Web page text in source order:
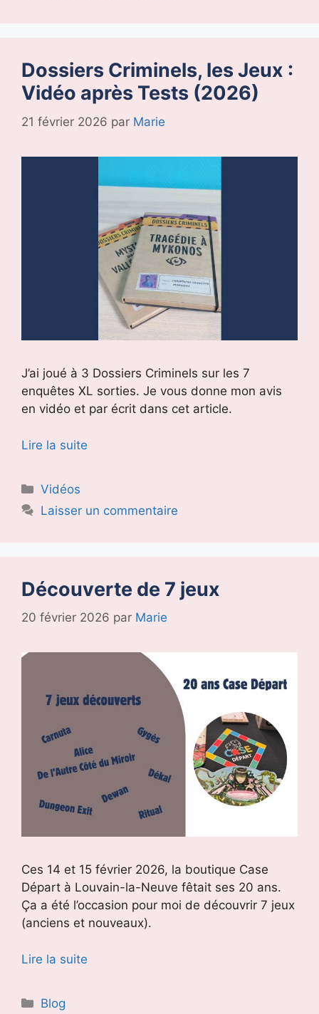
Dossiers Criminels, les Jeux :
Vidéo après Tests (2026)
21 février 2026 par Marie
J’ai joué à 3 Dossiers Criminels sur les 7
enquêtes XL sorties. Je vous donne mon avis
en vidéo et par écrit dans cet article.
Lire la suite
Catégories
Vidéos
Laisser un commentaire
Découverte de 7 jeux
20 février 2026 par Marie
Ces 14 et 15 février 2026, la boutique Case
Départ à Louvain-la-Neuve fêtait ses 20 ans.
Ça a été l’occasion pour moi de découvrir 7 jeux
(anciens et nouveaux).
Lire la suite
Catégories
Blog